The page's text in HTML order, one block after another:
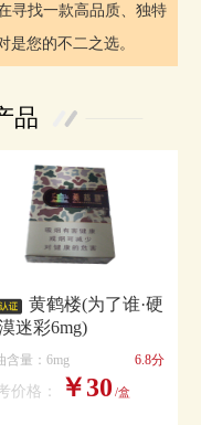
寻找一款高品质、独特
是您的不二之选。
品
黄鹤楼(为了谁·硬
迷彩6mg)
含量：6mg 6.8分
价格： ￥30 /盒